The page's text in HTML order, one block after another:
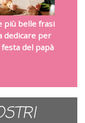
più belle frasi
dedicare per
festa del papà